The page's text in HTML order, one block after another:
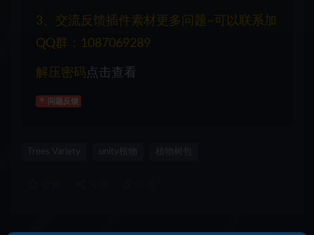
3、交流反馈插件素材更多问题~可以联系加
QQ群：1087069289
解压密码 点击查看
问题反馈
unity植物